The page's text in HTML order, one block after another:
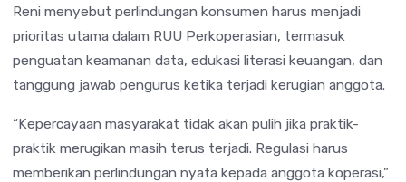
Reni menyebut perlindungan konsumen harus menjadi
prioritas utama dalam RUU Perkoperasian, termasuk
penguatan keamanan data, edukasi literasi keuangan, dan
tanggung jawab pengurus ketika terjadi kerugian anggota.
“Kepercayaan masyarakat tidak akan pulih jika praktik-
praktik merugikan masih terus terjadi. Regulasi harus
memberikan perlindungan nyata kepada anggota koperasi,”